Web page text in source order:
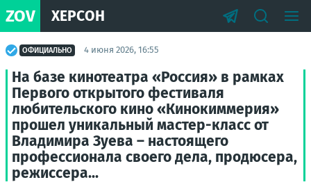
ZOV ХЕРСОН
ОФИЦИАЛЬНО 4 июня 2026, 16:55
На базе кинотеатра «Россия» в рамках
Первого открытого фестиваля
любительского кино «Кинокиммерия»
прошел уникальный мастер-класс от
Владимира Зуева – настоящего
профессионала своего дела, продюсера,
режиссера...